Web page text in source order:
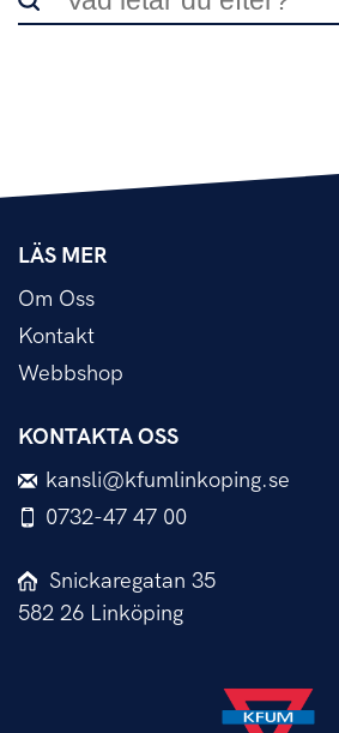
LÄS MER
Om Oss
Kontakt
Webbshop
KONTAKTA OSS
kansli@kfumlinkoping.se
0732-47 47 00
Snickaregatan 35
582 26 Linköping